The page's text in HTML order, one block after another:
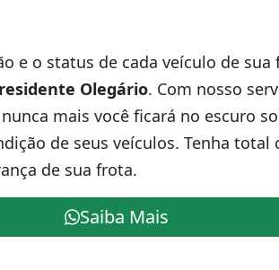
e o status de cada veículo de sua
Olegário. Com nosso
mais você ficará no escuro
de seus veículos. Tenha total
de sua frota.
Saiba Mais